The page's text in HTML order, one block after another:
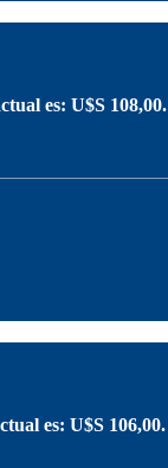
es: U$S 108,00.
es: U$S 106,00.